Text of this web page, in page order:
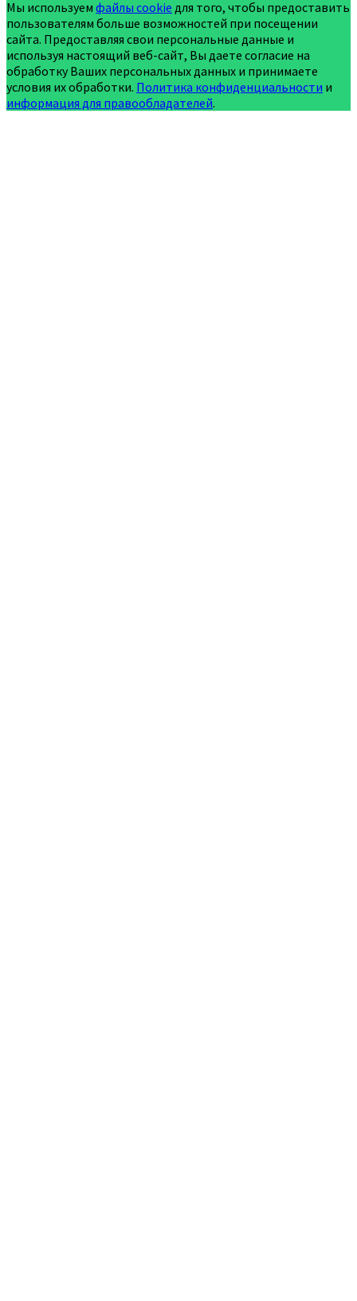
Мы используем файлы cookie для того, чтобы предоставить
пользователям больше возможностей при посещении
сайта. Предоставляя свои персональные данные и
используя настоящий веб-сайт, Вы даете согласие на
обработку Ваших персональных данных и принимаете
условия их обработки. Политика конфиденциальности и
информация для правообладателей.